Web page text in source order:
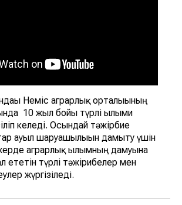
Неміс аграрлық орталығының
10 жыл бойы түрлі ғылыми
келеді. Осындай тәжірбие
ауыл шаруашылығын дамыту үшін
аграрлық ғылымның дамуына
ететін түрлі тәжірибелер мен
жүргізіледі.